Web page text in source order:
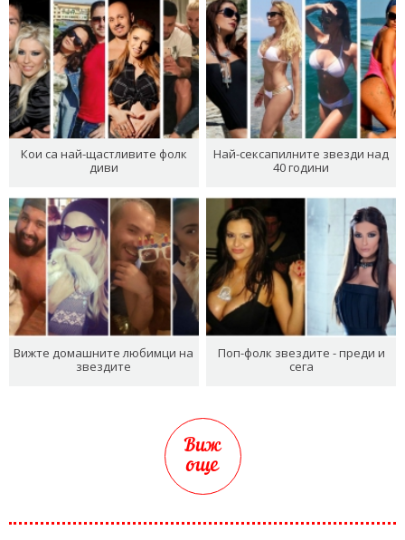
Кои са най-щастливите фолк
диви
Най-сексапилните звезди над
40 години
Вижте домашните любимци на
звездите
Поп-фолк звездите - преди и
сега
Виж
още